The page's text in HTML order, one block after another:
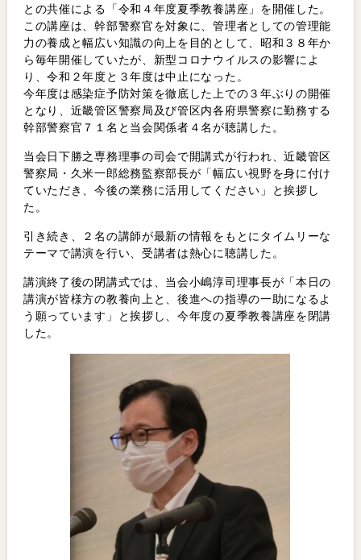
との共催による「令和４年度夏季教養講座」を開催した。
この講座は、幹部警察官を対象に、管理者としての管理能
力の養成と幅広い知識の向上を目的として、昭和３８年か
ら毎年開催していたが、新型コロナウイルスの影響によ
り、令和２年度と３年度は中止になった。
今年度は感染症予防対策を徹底した上での３年ぶりの開催
となり、近畿管区警察局及び管区内各府県警察に勤務する
幹部警察官７１名と当会関係者４名が聴講した。
当会日下勝之専務理事の司会で開講式が行われ、近畿管区
警察局・久米一郎総務監察部長が「幅広い視野を身に付け
ていただき、今後の業務に活用してください」と挨拶し
た。
引き続き、２名の講師が最新の情報をもとにタイムリーな
テーマで講演を行い、受講者は熱心に聴講した。
講演終了後の閉講式では、当会小嶋淳司理事長が「本日の
講演が皆様方の教養向上と、後進への指導の一助になるよ
う願っています」と挨拶し、今年度の夏季教養講座を閉講
した。